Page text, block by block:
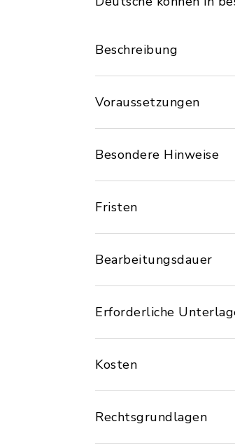
Beschreibung
Voraussetzungen
Besondere Hinweise
Fristen
Bearbeitungsdauer
Erforderliche
Kosten
Rechtsgrundlagen